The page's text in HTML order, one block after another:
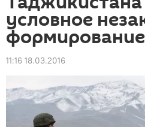
условное
формирование
11:16 18.03.2016